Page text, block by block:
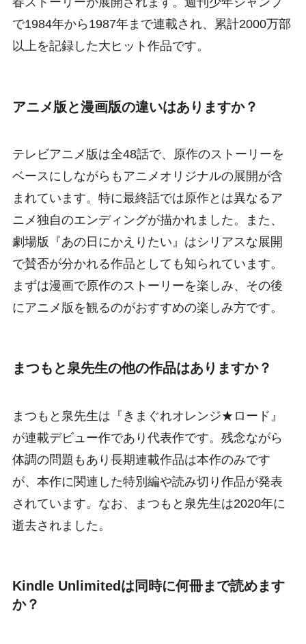
で1984年から1987年まで連載され、累計2000万部
以上を記録した大ヒット作品です。
アニメ版と漫画版の違いはありますか？
テレビアニメ版は全48話で、原作のストーリーを
ベースにしながらもアニメオリジナルの展開が含
まれています。特に最終話では原作とは異なるア
ニメ独自のエンディングが描かれました。また、
劇場版『あの日にかえりたい』はシリアスな展開
で賛否が分かれる作品としても知られています。
まずは漫画で原作のストーリーを楽しみ、その後
にアニメ版を観るのがおすすめの楽しみ方です。
まつもと泉先生の他の作品はありますか？
まつもと泉先生は『きまぐれオレンジ★ロード』
が連載デビュー作であり代表作です。残念ながら
体調の問題もあり長期連載作品は本作のみです
が、本作に関連した特別編や読み切り作品が発表
されています。なお、まつもと泉先生は2020年に
逝去されました。
Kindle Unlimitedは同時に何冊まで読めます
か？